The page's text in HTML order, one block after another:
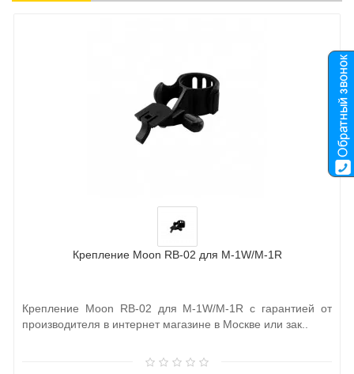
Крепление Moon RB-02 для M-1W/M-1R
Крепление Moon RB-02 для M-1W/M-1R с гарантией от
производителя в интернет магазине в Москве или зак..